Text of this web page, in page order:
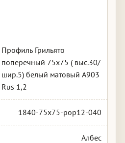
Профиль Грильято
поперечный 75х75 ( выс.30/
шир.5) белый матовый А903
Rus 1,2
1840-75x75-pop12-040
Албес